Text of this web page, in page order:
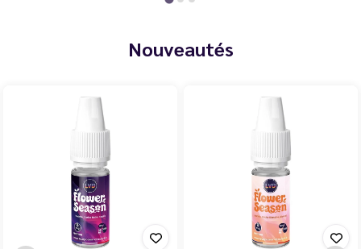
Nouveautés